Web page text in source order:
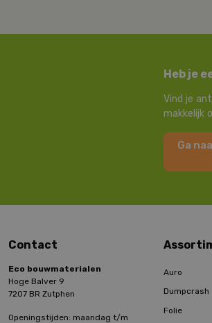
Heb je
Vind je
makkelijk
Ga
Contact
Eco bouwmaterialen
Hoge Balver 9
7207 BR Zutphen
Openingstijden: maandag t/m
Auro
Dumpcrash
Folie